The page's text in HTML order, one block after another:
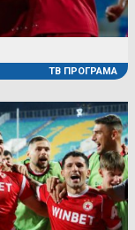
ТВ ПРОГРАМА